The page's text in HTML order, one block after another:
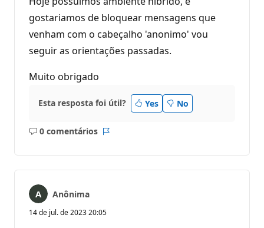
gostariamos de bloquear mensagens que
venham com o cabeçalho 'anonimo' vou
seguir as orientações passadas.
Muito obrigado
Esta resposta foi útil? Yes No
0 comentários
Sem
Anônima
14 de jul. de 2023 20:05